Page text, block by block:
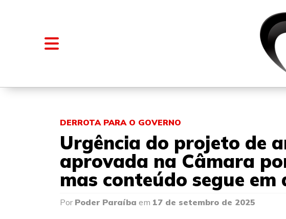
DERROTA PARA O GOVERNO
Urgência do projeto de
aprovada na Câmara
mas conteúdo segue em
Por Poder Paraíba em 17 de setembro de 2025